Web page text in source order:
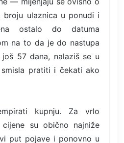
broju ulaznica u ponudi i
ostalo do datuma
na to da je do nastupa
57 dana, nalaziš se u
pratiti i čekati ako
kupnju. Za vrlo
su obično najniže
put pojave i ponovno u